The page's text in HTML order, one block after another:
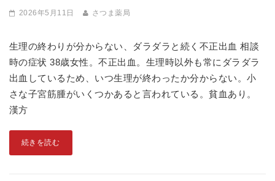
2026年5月11日 さつま薬局
生理の終わりが分からない、ダラダラと続く不正出血 相談
時の症状 38歳女性。不正出血。生理時以外も常にダラダラ
出血しているため、いつ生理が終わったか分からない。小
さな子宮筋腫がいくつかあると言われている。貧血あり。
漢方
続きを読む